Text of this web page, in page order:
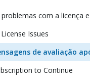
com a licença
Issues
de avaliação
to Continue